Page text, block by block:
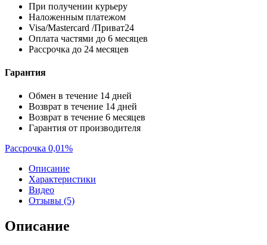
При получении курьеру
Наложенным платежом
Visa/Mastercard /Приват24
Оплата частями до 6 месяцев
Рассрочка до 24 месяцев
Гарантия
Обмен в течение 14 дней
Возврат в течение 14 дней
Возврат в течение 6 месяцев
Гарантия от производителя
Рассрочка 0,01%
Описание
Характеристики
Видео
Отзывы (5)
Описание